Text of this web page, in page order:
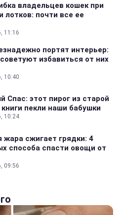
владельцев кошек при
лотков: почти все ее
11:16
портят интерьер:
избавиться от них
10:40
Спас: этот пирог из старой
пекли наши бабушки
10:24
жара сжигает грядки: 4
способа спасти овощи от
09:56